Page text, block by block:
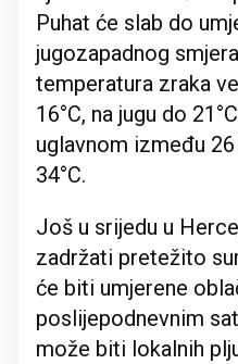
Puhat će slab do
jugozapadnog
temperatura zraka
16°C, na jugu do
uglavnom između 26
34°C.
Još u srijedu u
zadržati pretežito
će biti umjerene
poslijepodnevnim
može biti lokalnih